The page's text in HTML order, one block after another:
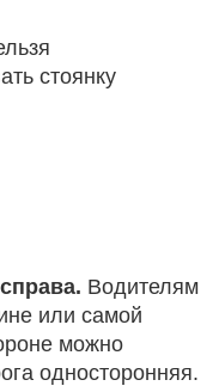
стоянку
Водителям
или самой
можно
односторонняя.